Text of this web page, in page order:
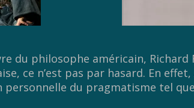
du philosophe américain, Richard
ce n’est pas par hasard. En
personnelle du pragmatisme tel